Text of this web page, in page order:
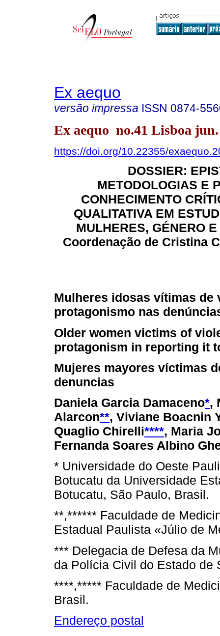
Ex aequo
versão impressa ISSN 0874-
Ex aequo no.41 Lisboa jun.
https://doi.org/10.22355/
DOSSIER:
METODOLOGIAS E
CONHECIMENTO
QUALITATIVA EM
MULHERES, GÉNERO
Coordenação de Cristina
Mulheres idosas vítimas de
protagonismo nas
Older women victims of
protagonism in reporting it
Mujeres mayores víctimas
denuncias
Daniela Garcia Damaceno*,
Alarcon**, Viviane Boacnin
Quaglio Chirelli****, Maria
Fernanda Soares Albino
* Universidade do Oeste
Botucatu da Universidade
Botucatu, São Paulo, Brasil.
**,****** Faculdade de
Estadual Paulista «Júlio de
*** Delegacia de Defesa da
da Polícia Civil do Estado de
****,***** Faculdade de
Brasil.
Endereço postal